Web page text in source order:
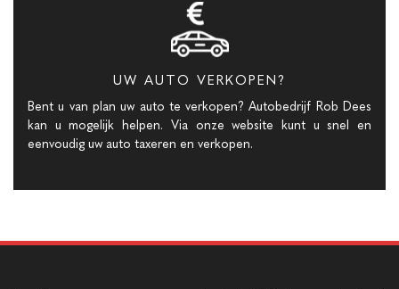
UW AUTO VERKOPEN?
Bent u van plan uw auto te verkopen? Autobedrijf Rob Dees
kan u mogelijk helpen. Via onze website kunt u snel en
eenvoudig uw auto taxeren en verkopen.